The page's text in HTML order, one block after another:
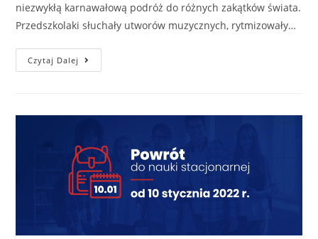
niezwykłą karnawałową podróż do różnych zakątków świata.
Przedszkolaki słuchały utworów muzycznych, rytmizowały…
Czytaj Dalej